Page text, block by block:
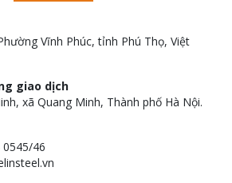
Vĩnh Phúc, tỉnh Phú Thọ, Việt
giao dịch
xã Quang Minh, Thành phố Hà Nội.
46